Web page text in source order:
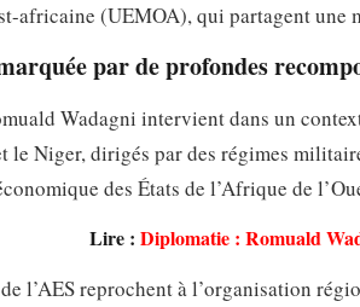
africaine (UEMOA), qui partagent une
par de profondes
Wadagni intervient dans un
le Niger, dirigés par des régimes
des États de l’Afrique de
Lire : Diplomatie : Romuald
l’AES reprochent à l’organisation